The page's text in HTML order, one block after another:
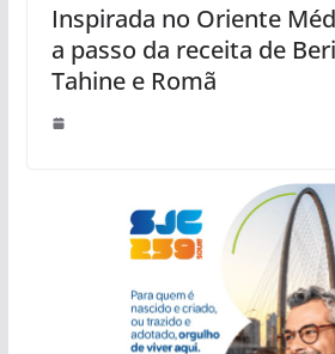
Inspirada no Oriente
a passo da receita de
Tahine e Romã